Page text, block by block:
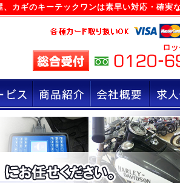
、カギのキーテックワンは素早い対応・確実